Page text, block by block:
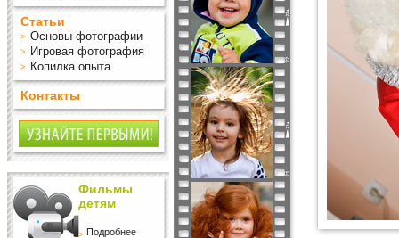
Статьи
Основы фотографии
Игровая фотография
Копилка опыта
Контакты
Фильмы
детям
Подробнее